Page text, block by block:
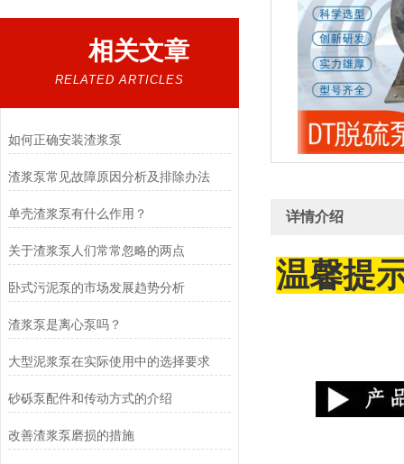
相关文章
RELATED ARTICLES
如何正确安装渣浆泵
渣浆泵常见故障原因分析及排除办法
单壳渣浆泵有什么作用？
关于渣浆泵人们常常忽略的两点
卧式污泥泵的市场发展趋势分析
渣浆泵是离心泵吗？
大型泥浆泵在实际使用中的选择要求
砂砾泵配件和传动方式的介绍
改善渣浆泵磨损的措施
详情介绍
温馨提